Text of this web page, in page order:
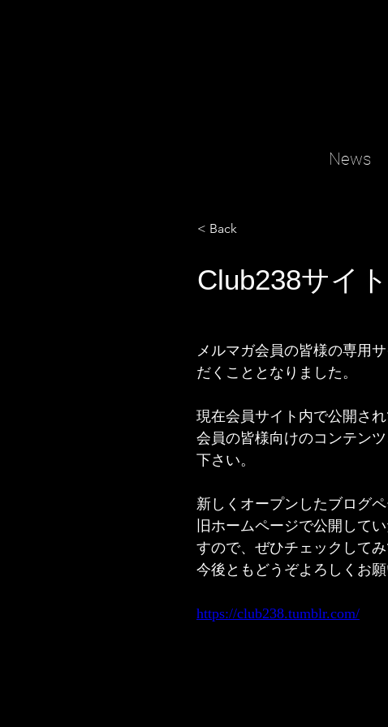
News
< Back
Club238サイ
メルマガ会員の皆様の専用
だくこととなりました。
現在会員サイト内で公開さ
会員の皆様向けのコンテン
下さい。
新しくオープンしたブログ
旧ホームページで公開して
すので、ぜひチェックしてみ
今後ともどうぞよろしくお願
​https://club238.tumblr.com/